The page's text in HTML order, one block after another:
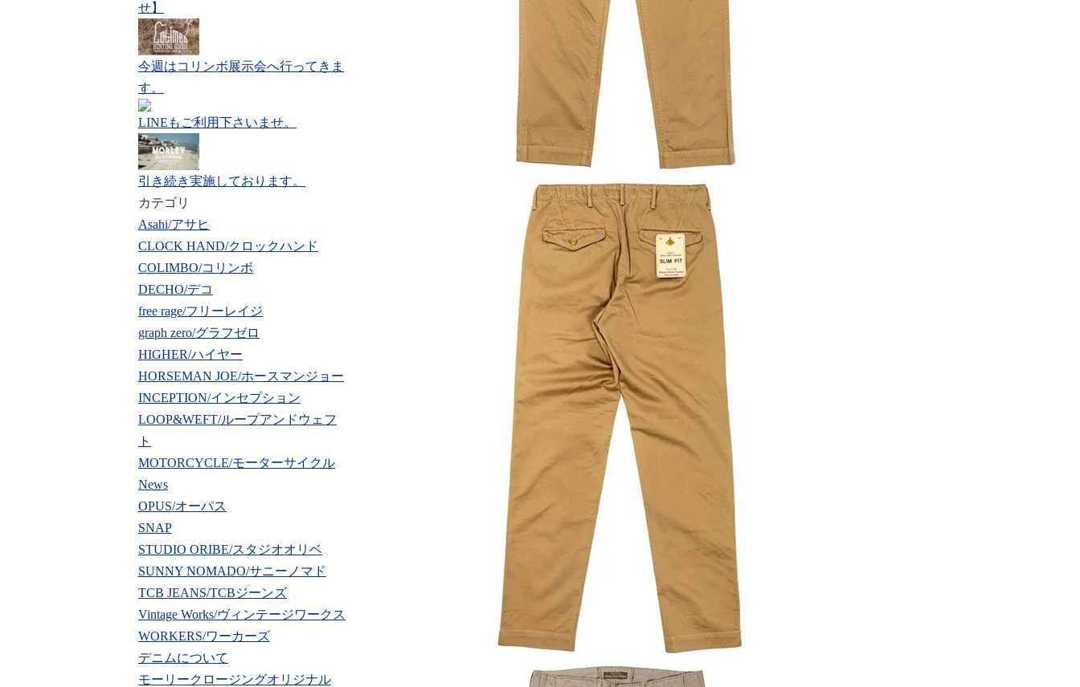
せ】
今週はコリンボ展示会へ行ってきま
す。
LINEもご利用下さいませ。
引き続き実施しております。
カテゴリ
Asahi/アサヒ
CLOCK HAND/クロックハンド
COLIMBO/コリンボ
DECHO/デコ
free rage/フリーレイジ
graph zero/グラフゼロ
HIGHER/ハイヤー
HORSEMAN JOE/ホースマンジョー
INCEPTION/インセプション
LOOP&WEFT/ループアンドウェフ
ト
MOTORCYCLE/モーターサイクル
News
OPUS/オーパス
SNAP
STUDIO ORIBE/スタジオオリベ
SUNNY NOMADO/サニーノマド
TCB JEANS/TCBジーンズ
Vintage Works/ヴィンテージワークス
WORKERS/ワーカーズ
デニムについて
モーリークロージングオリジナル